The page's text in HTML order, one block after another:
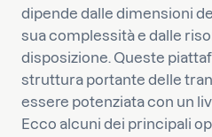
dipende dalle dimensioni
sua complessità e dalle
disposizione. Queste
struttura portante delle
essere potenziata con un
Ecco alcuni dei principali